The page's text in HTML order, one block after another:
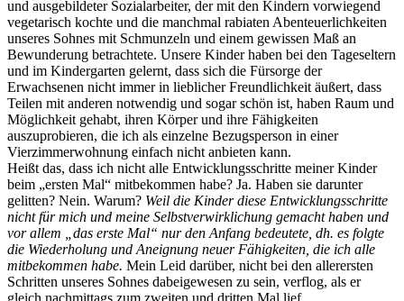
und ausgebildeter Sozialarbeiter, der mit den Kindern vorwiegend
vegetarisch kochte und die manchmal rabiaten Abenteuerlichkeiten
unseres Sohnes mit Schmunzeln und einem gewissen Maß an
Bewunderung betrachtete. Unsere Kinder haben bei den Tageseltern
und im Kindergarten gelernt, dass sich die Fürsorge der
Erwachsenen nicht immer in lieblicher Freundlichkeit äußert, dass
Teilen mit anderen notwendig und sogar schön ist, haben Raum und
Möglichkeit gehabt, ihren Körper und ihre Fähigkeiten
auszuprobieren, die ich als einzelne Bezugsperson in einer
Vierzimmerwohnung einfach nicht anbieten kann.
Heißt das, dass ich nicht alle Entwicklungsschritte meiner Kinder
beim „ersten Mal“ mitbekommen habe? Ja. Haben sie darunter
gelitten? Nein. Warum? Weil die Kinder diese Entwicklungsschritte
nicht für mich und meine Selbstverwirklichung gemacht haben und
vor allem „das erste Mal“ nur den Anfang bedeutete, dh. es folgte
die Wiederholung und Aneignung neuer Fähigkeiten, die ich alle
mitbekommen habe. Mein Leid darüber, nicht bei den allerersten
Schritten unseres Sohnes dabeigewesen zu sein, verflog, als er
gleich nachmittags zum zweiten und dritten Mal lief.